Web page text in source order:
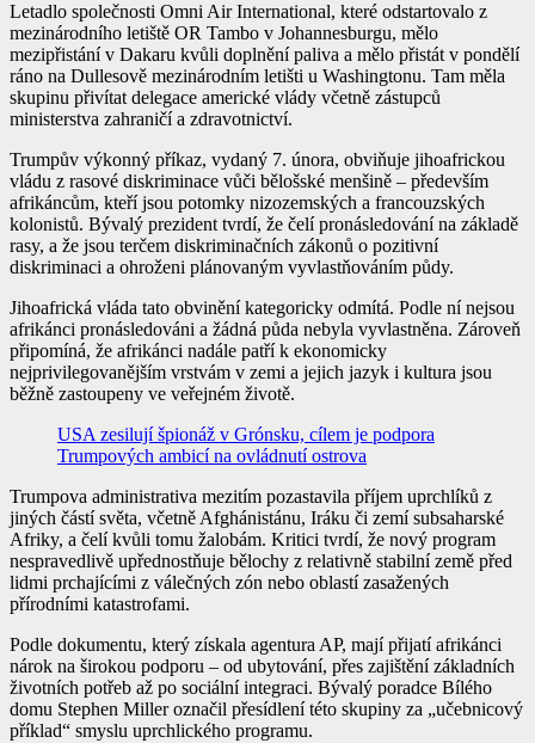
Letadlo společnosti Omni Air International, které odstartovalo z
mezinárodního letiště OR Tambo v Johannesburgu, mělo
mezipřistání v Dakaru kvůli doplnění paliva a mělo přistát v pondělí
ráno na Dullesově mezinárodním letišti u Washingtonu. Tam měla
skupinu přivítat delegace americké vlády včetně zástupců
ministerstva zahraničí a zdravotnictví.
Trumpův výkonný příkaz, vydaný 7. února, obviňuje jihoafrickou
vládu z rasové diskriminace vůči bělošské menšině – především
afrikáncům, kteří jsou potomky nizozemských a francouzských
kolonistů. Bývalý prezident tvrdí, že čelí pronásledování na základě
rasy, a že jsou terčem diskriminačních zákonů o pozitivní
diskriminaci a ohroženi plánovaným vyvlastňováním půdy.
Jihoafrická vláda tato obvinění kategoricky odmítá. Podle ní nejsou
afrikánci pronásledováni a žádná půda nebyla vyvlastněna. Zároveň
připomíná, že afrikánci nadále patří k ekonomicky
nejprivilegovanějším vrstvám v zemi a jejich jazyk i kultura jsou
běžně zastoupeny ve veřejném životě.
USA zesilují špionáž v Grónsku, cílem je podpora
Trumpových ambicí na ovládnutí ostrova
Trumpova administrativa mezitím pozastavila příjem uprchlíků z
jiných částí světa, včetně Afghánistánu, Iráku či zemí subsaharské
Afriky, a čelí kvůli tomu žalobám. Kritici tvrdí, že nový program
nespravedlivě upřednostňuje bělochy z relativně stabilní země před
lidmi prchajícími z válečných zón nebo oblastí zasažených
přírodními katastrofami.
Podle dokumentu, který získala agentura AP, mají přijatí afrikánci
nárok na širokou podporu – od ubytování, přes zajištění základních
životních potřeb až po sociální integraci. Bývalý poradce Bílého
domu Stephen Miller označil přesídlení této skupiny za „učebnicový
příklad“ smyslu uprchlického programu.